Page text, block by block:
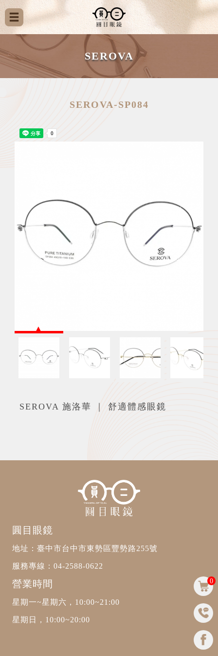
0
SEROVA
SEROVA-SP084
SEROVA 施洛華 ｜ 舒適體感眼鏡
圓目眼鏡
地址：臺中市台中市東勢區豐勢路255號
服務專線： 04-2588-0622
營業時間
星期一~星期六，10:00~21:00
星期日，10:00~20:00